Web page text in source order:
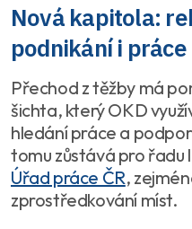
Nová kapitola:
podnikání i
Přechod z těžby má
šichta, který OKD
hledání práce a
tomu zůstává pro řadu
Úřad práce ČR,
zprostředkování míst.